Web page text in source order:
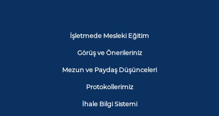
İşletmede Mesleki Eğitim
Görüş ve Önerileriniz
Mezun ve Paydaş Düşünceleri
Protokollerimiz
İhale Bilgi Sistemi